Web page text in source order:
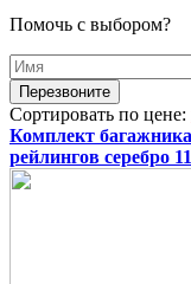
Помочь с выбором?
Сортировать по цене:
Комплект
рейлингов серебро